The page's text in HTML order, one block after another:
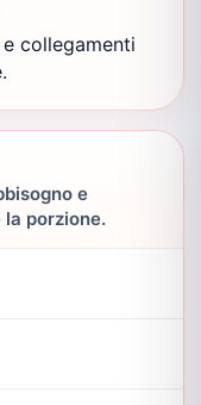
collegamenti
e
porzione.